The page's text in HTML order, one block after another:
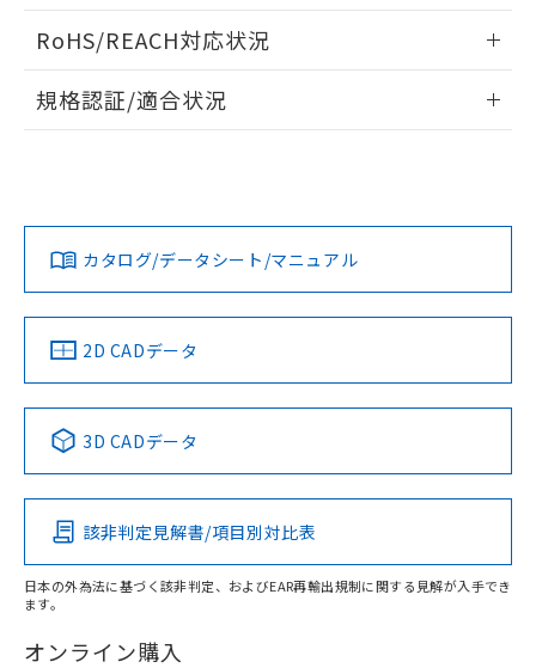
ドすることができます。
ログイン/会員登録
ダウンロードデータをご利用いただく前に、以下を必ずお読
みください。
ソフトウェアの使用条件
RoHS/REACH対応状況
EU RoHS 注意事項・凡例
対応済み
中国 RoHS 注意事項・凡例
Pb Hg Cd Cr(VI)
O
在庫等で未対応品が混在する可能性があります。
規格認証/適合状況
LR型式承認
（イギリス
船舶規格）
DNV型式承認
（ノルウェー
BV型式承認
（フランス
KR型式
（韓国
No No No No
この製品の規格認証/適合状況ページへ
その他の認証はこちらのページからご検索ください
カタログ/データシート/マニュアル
2D CADデータ
3D CADデータ
該非判定見解書/項目別対比表
日本の外為法に基づく該非判定、およびEAR再輸出規制に関する見解が入手でき
ます。
オンライン購入
既に当社にて対応品への在庫切替を完了
していることから、特段のことがない限
り、2022年1月12日より割愛しておりま
す。